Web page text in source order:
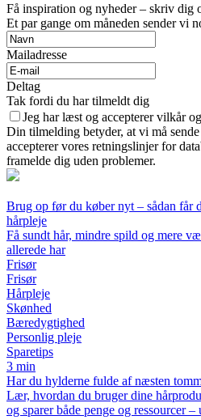
Få inspiration og nyheder – skriv dig
Et par gange om måneden sender vi
Mailadresse
Deltag
Tak fordi du har tilmeldt dig
Jeg har læst og accepterer vilkår
Din tilmelding betyder, at vi må
accepterer vores retningslinjer for
framelde dig uden problemer.
Brug op før du køber nyt – sådan får
hårpleje
Få sundt hår, mindre spild og mere
allerede har
Frisør
Frisør
Hårpleje
Skønhed
Bæredygtighed
Personlig pleje
Sparetips
3 min
Har du hylderne fulde af næsten
Lær, hvordan du bruger dine
og sparer både penge og ressourcer